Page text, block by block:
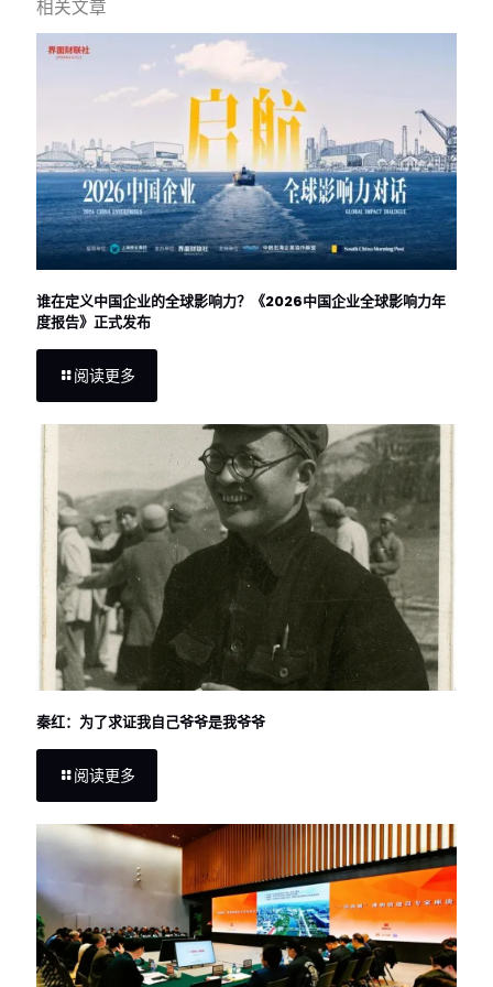
相关文章
谁在定义中国企业的全球影响力？《2026中国企业全球影响力年
度报告》正式发布
阅读更多
秦红：为了求证我自己爷爷是我爷爷
阅读更多